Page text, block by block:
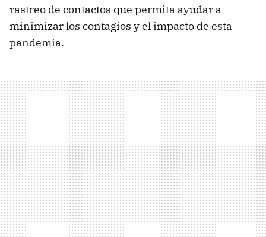
rastreo de contactos que permita ayudar a
minimizar los contagios y el impacto de esta
pandemia.